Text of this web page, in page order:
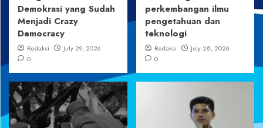
Demokrasi yang Sudah
Menjadi Crazy
Democracy
Redaksi
July 29, 2026
0
perkembangan ilmu
pengetahuan dan
teknologi
Redaksi
July 28, 2026
0